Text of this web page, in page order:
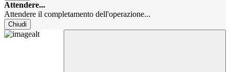
Attendere...
Attendere il completamento dell'operazione...
Chiudi